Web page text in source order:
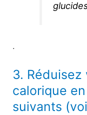
.
3.
calorique
suivants